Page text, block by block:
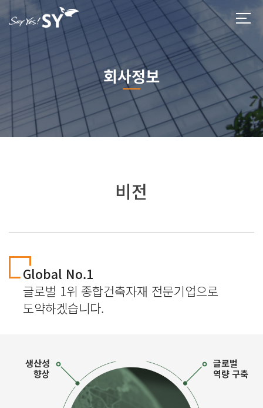
회사정보
비전
Global No.1
글로벌 1위 종합건축자재 전문기업으로
도약하겠습니다.
생산성
향상
글로벌
역량 구축